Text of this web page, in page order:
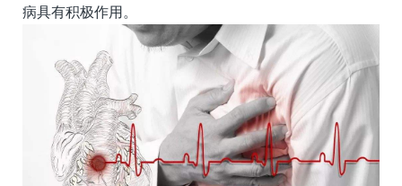
病具有积极作用。